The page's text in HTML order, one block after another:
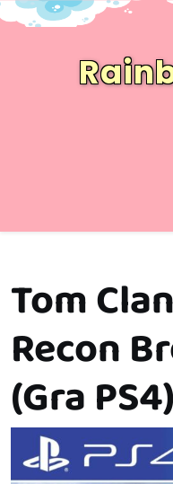
Skip
Tom
Recon
(Gra PS4)